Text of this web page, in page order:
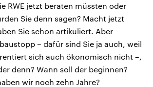
RWE jetzt beraten müssten oder
Sie denn sagen? Macht jetzt
Sie schon artikuliert. Aber
– dafür sind Sie ja auch, weil
sich auch ökonomisch nicht –,
denn? Wann soll der beginnen?
wir noch zehn Jahre?